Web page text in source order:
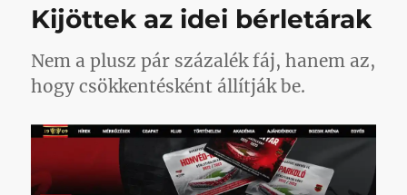
venni?
bejegyzéshez
Kijöttek az idei bérletárak
Nem a plusz pár százalék fáj, hanem az,
hogy csökkentésként állítják be.